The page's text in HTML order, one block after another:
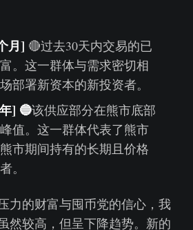
月] 🔴过去30天内交易的已
。这一群体与需求密切相
部署新资本的新投资者。
] 🔵该供应部分在熊市底部
值。这一群体代表了熊市
市期间持有的长期且价格
。
力的财富与囤币党的信心，我
然较高，但呈下降趋势。新的